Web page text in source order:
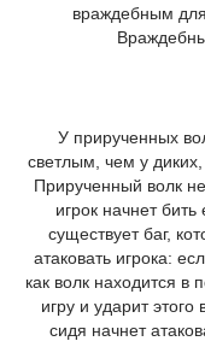
враждебным для
У прирученных
светлым, чем у
Прирученный волк
игрок начнет
существует баг,
атаковать игрока:
как волк находится в
игру и ударит
сидя начнет